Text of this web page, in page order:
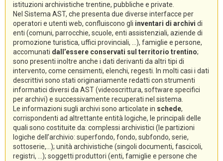
istituzioni archivistiche trentine, pubbliche e private.
Nel Sistema AST, che presenta due diverse interfacce per
operatori e utenti web, confluiscono gli inventari di archivi di
enti (comuni, parrocchie, scuole, enti assistenziali, aziende di
promozione turistica, uffici provinciali, ...), famiglie e persone,
accomunati dall’essere conservati sul territorio trentino;
sono presenti inoltre anche i dati derivanti da altri tipi di
intervento, come censimenti, elenchi, regesti. In molti casi i dati
descrittivi sono stati originariamente redatti con strumenti
informatici diversi da AST (videoscrittura, software specifici
per archivi) e successivamente recuperati nel sistema.
Le informazioni sugli archivi sono articolate in schede,
corrispondenti ad altrettante entità logiche, le principali delle
quali sono costituite da: complessi archivistici (le partizioni
logiche dell’archivio: superfondo, fondo, subfondo, serie,
sottoserie,...); unità archivistiche (singoli documenti, fascicoli,
registri, ...); soggetti produttori (enti, famiglie e persone che